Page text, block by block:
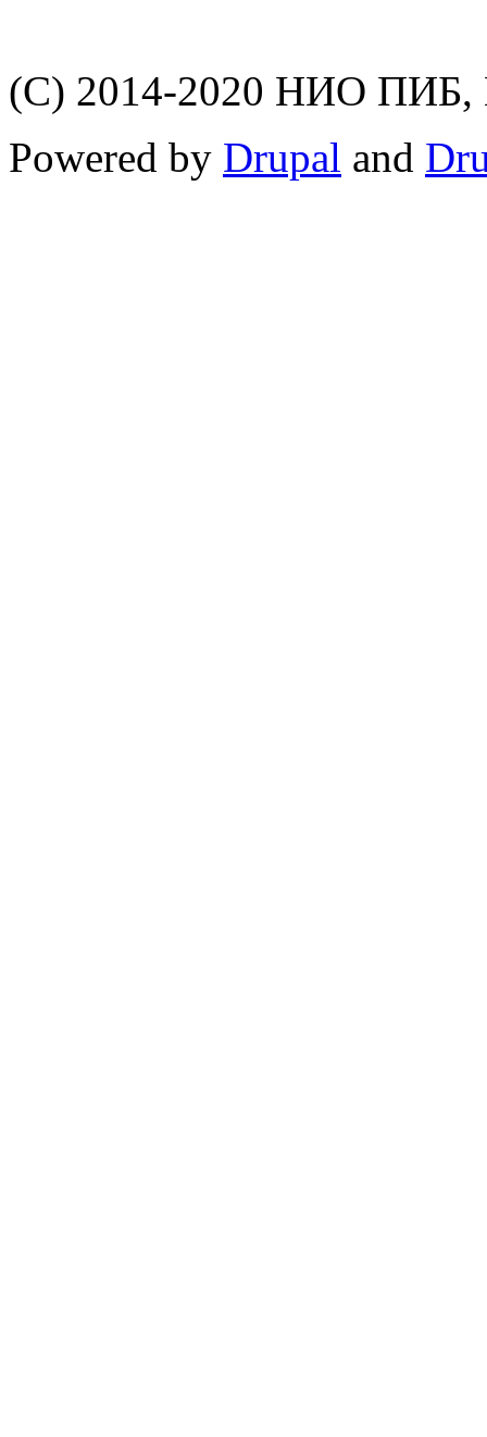
(C) 2014-2020 НИО
Powered by Drupal and